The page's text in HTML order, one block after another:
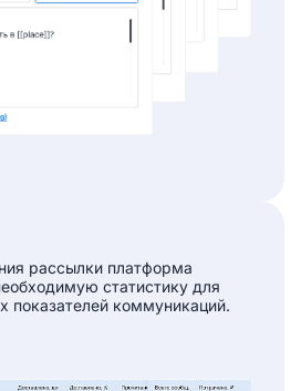
рассылки платформа
статистику для
показателей коммуникаций.